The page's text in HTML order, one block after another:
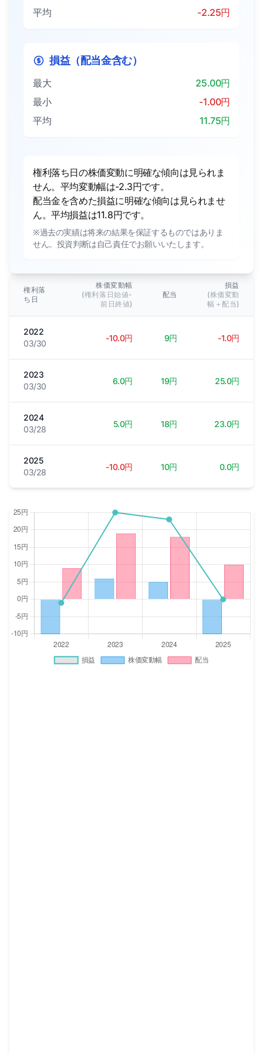
平均
-2.25円
損益（配当金含む）
最大
25.00円
最小
-1.00円
平均
11.75円
権利落ち日の株価変動に明確な傾向は見られま
せん。平均変動幅は-2.3円です。
配当金を含めた損益に明確な傾向は見られませ
ん。平均損益は11.8円です。
※過去の実績は将来の結果を保証するものではありま
せん。投資判断は自己責任でお願いいたします。
権利落
ち日
株価変動幅
(権利落日始値-
前日終値)
配当
損益
(株価変動
幅＋配当)
2022
03/30
-10.0円 9円 -1.0円
2023
03/30
6.0円 19円 25.0円
2024
03/28
5.0円 18円 23.0円
2025
03/28
-10.0円 10円 0.0円